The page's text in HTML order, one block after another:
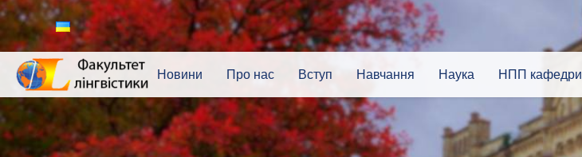
Новини Про нас Вступ Навчання Наука НПП кафедри